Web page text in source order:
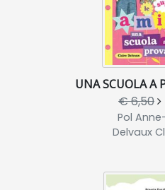
UNA SCUOLA A
€ 6,50
Pol
Delvaux